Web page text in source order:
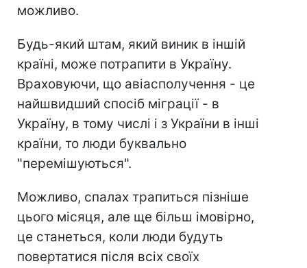
можливо.
Будь-який штам, який виник в іншій
країні, може потрапити в Україну.
Враховуючи, що авіасполучення - це
найшвидший спосіб міграції - в
Україну, в тому числі і з України в інші
країни, то люди буквально
"перемішуються".
Можливо, спалах трапиться пізніше
цього місяця, але ще більш імовірно,
це станеться, коли люди будуть
повертатися після всіх своїх